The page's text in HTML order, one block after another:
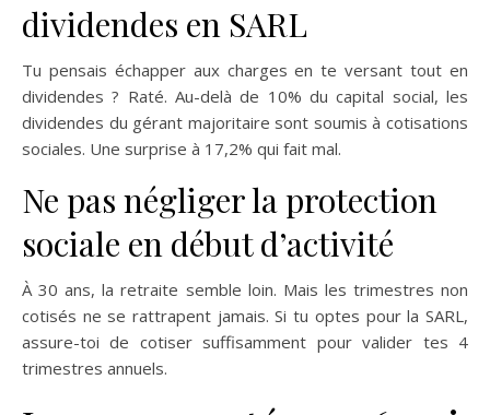
dividendes en SARL
Tu pensais échapper aux charges en te versant tout en
dividendes ? Raté. Au-delà de 10% du capital social, les
dividendes du gérant majoritaire sont soumis à cotisations
sociales. Une surprise à 17,2% qui fait mal.
Ne pas négliger la protection
sociale en début d’activité
À 30 ans, la retraite semble loin. Mais les trimestres non
cotisés ne se rattrapent jamais. Si tu optes pour la SARL,
assure-toi de cotiser suffisamment pour valider tes 4
trimestres annuels.